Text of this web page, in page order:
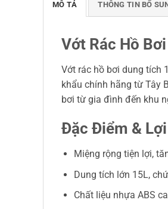
MÔ TẢ THÔNG TIN BỔ
Vớt Rác Hồ
Vớt rác hồ bơi dung tích
khẩu chính hãng từ Tây
bơi từ gia đình đến khu
Đặc Điểm &
Miệng rộng tiện lợi,
Dung tích lớn 15L,
Chất liệu nhựa ABS